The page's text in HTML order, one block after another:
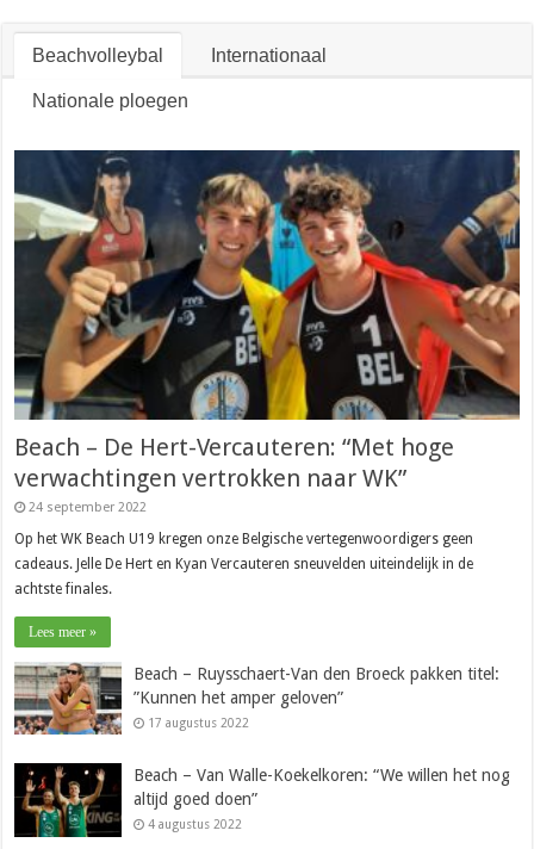
Beachvolleybal Internationaal
Nationale ploegen
Beach – De Hert-Vercauteren: “Met hoge
verwachtingen vertrokken naar WK”
24 september 2022
Op het WK Beach U19 kregen onze Belgische vertegenwoordigers geen
cadeaus. Jelle De Hert en Kyan Vercauteren sneuvelden uiteindelijk in de
achtste finales.
Lees meer »
Beach – Ruysschaert-Van den Broeck pakken titel:
”Kunnen het amper geloven”
17 augustus 2022
Beach – Van Walle-Koekelkoren: “We willen het nog
altijd goed doen”
4 augustus 2022